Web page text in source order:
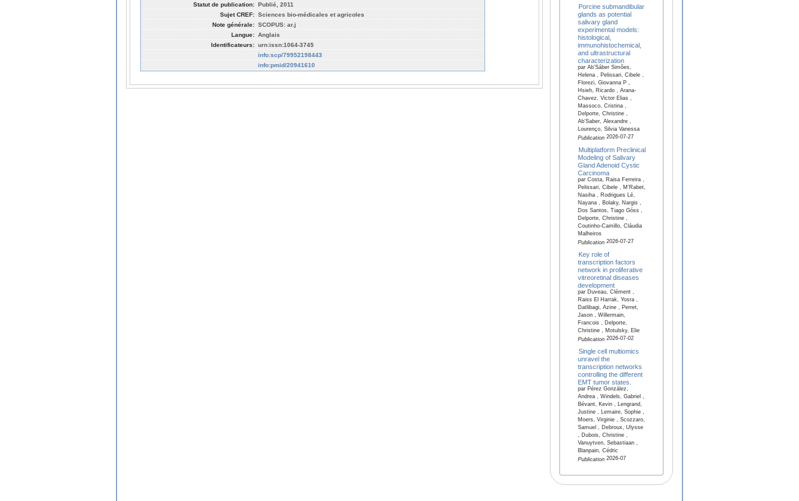
Statut de publication: Publié, 2011
Sujet CREF: Sciences bio-médicales et agricoles
Note générale: SCOPUS: ar.j
Langue: Anglais
Identificateurs: urn:issn:1064-3745
info:scp/79952198443
info:pmid/20941610
Porcine submandibular
glands as potential
salivary gland
experimental models:
histological,
immunohistochemical,
and ultrastructural
characterization
par Ab’Sáber Simões,
Helena , Pelissari, Cibele ,
Florezi, Giovanna P ,
Hsieh, Ricardo , Arana-
Chavez, Victor Elias ,
Massoco, Cristina ,
Delporte, Christine ,
Ab’Saber, Alexandre ,
Lourenço, Silvia Vanessa
Publication2026-07-27
Multiplatform Preclinical
Modeling of Salivary
Gland Adenoid Cystic
Carcinoma
par Costa, Raisa Ferreira ,
Pelissari, Cibele , M'Rabet,
Nasiha , Rodrigues Lé,
Nayana , Bolaky, Nargis ,
Dos Santos, Tiago Góss ,
Delporte, Christine ,
Coutinho-Camillo, Cláudia
Malheiros
Publication2026-07-27
Key role of
transcription factors
network in proliferative
vitreoretinal diseases
development
par Duveau, Clément ,
Raiss El Harrak, Yosra ,
Datlibagi, Azine , Perret,
Jason , Willermain,
Francois , Delporte,
Christine , Motulsky, Elie
Publication2026-07-02
Single cell multiomics
unravel the
transcription networks
controlling the different
EMT tumor states.
par Pérez González,
Andrea , Windels, Gabriel ,
Bévant, Kevin , Lengrand,
Justine , Lemaire, Sophie ,
Moers, Virginie , Scozzaro,
Samuel , Debroux, Ulysse
, Dubois, Christine ,
Vanuytven, Sebastiaan ,
Blanpain, Cédric
Publication2026-07